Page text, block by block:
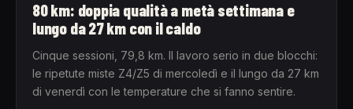
80 km: doppia qualità a metà settimana e
lungo da 27 km con il caldo
Cinque sessioni, 79,8 km. Il lavoro serio in due blocchi:
le ripetute miste Z4/Z5 di mercoledì e il lungo da 27 km
di venerdì con le temperature che si fanno sentire.